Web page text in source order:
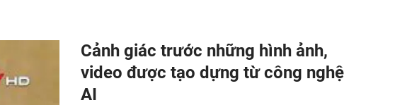
Cảnh giác trước những hình ảnh,
video được tạo dựng từ công nghệ
AI